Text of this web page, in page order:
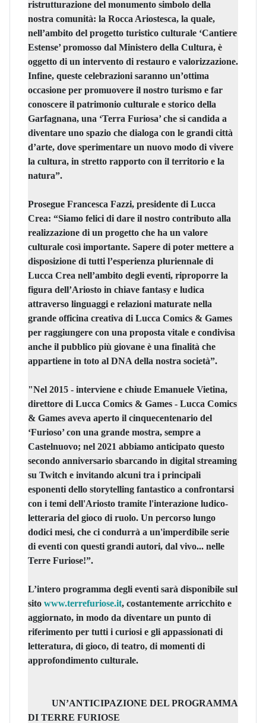
ristrutturazione del monumento simbolo della
nostra comunità: la Rocca Ariostesca, la quale,
nell’ambito del progetto turistico culturale ‘Cantiere
Estense’ promosso dal Ministero della Cultura, è
oggetto di un intervento di restauro e valorizzazione.
Infine, queste celebrazioni saranno un’ottima
occasione per promuovere il nostro turismo e far
conoscere il patrimonio culturale e storico della
Garfagnana, una ‘Terra Furiosa’ che si candida a
diventare uno spazio che dialoga con le grandi città
d’arte, dove sperimentare un nuovo modo di vivere
la cultura, in stretto rapporto con il territorio e la
natura”.
Prosegue Francesca Fazzi, presidente di Lucca
Crea: “Siamo felici di dare il nostro contributo alla
realizzazione di un progetto che ha un valore
culturale così importante. Sapere di poter mettere a
disposizione di tutti l’esperienza pluriennale di
Lucca Crea nell’ambito degli eventi, riproporre la
figura dell’Ariosto in chiave fantasy e ludica
attraverso linguaggi e relazioni maturate nella
grande officina creativa di Lucca Comics & Games
per raggiungere con una proposta vitale e condivisa
anche il pubblico più giovane è una finalità che
appartiene in toto al DNA della nostra società”.
"Nel 2015 - interviene e chiude Emanuele Vietina,
direttore di Lucca Comics & Games - Lucca Comics
& Games aveva aperto il cinquecentenario del
‘Furioso’ con una grande mostra, sempre a
Castelnuovo; nel 2021 abbiamo anticipato questo
secondo anniversario sbarcando in digital streaming
su Twitch e invitando alcuni tra i principali
esponenti dello storytelling fantastico a confrontarsi
con i temi dell'Ariosto tramite l'interazione ludico-
letteraria del gioco di ruolo. Un percorso lungo
dodici mesi, che ci condurrà a un'imperdibile serie
di eventi con questi grandi autori, dal vivo... nelle
Terre Furiose!”.
L’intero programma degli eventi sarà disponibile sul
sito www.terrefuriose.it, costantemente arricchito e
aggiornato, in modo da diventare un punto di
riferimento per tutti i curiosi e gli appassionati di
letteratura, di gioco, di teatro, di momenti di
approfondimento culturale.
UN’ANTICIPAZIONE DEL PROGRAMMA
DI TERRE FURIOSE